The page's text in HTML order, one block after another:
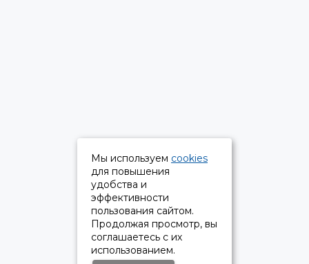
Мы используем cookies
для повышения
удобства и
эффективности
пользования сайтом.
Продолжая просмотр, вы
соглашаетесь с их
использованием.